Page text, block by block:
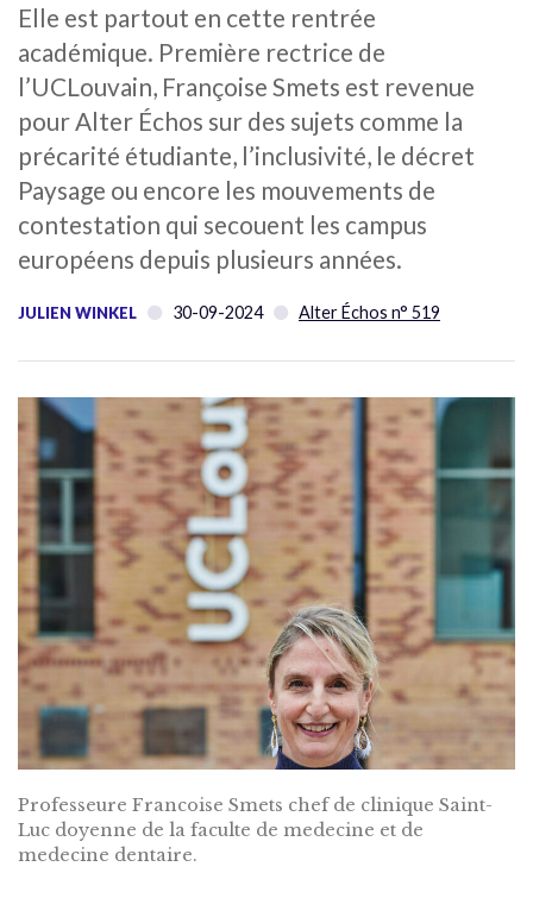
Elle est partout en cette rentrée
académique. Première rectrice de
l’UCLouvain, Françoise Smets est revenue
pour Alter Échos sur des sujets comme la
précarité étudiante, l’inclusivité, le décret
Paysage ou encore les mouvements de
contestation qui secouent les campus
européens depuis plusieurs années.
JULIEN WINKEL 30-09-2024 Alter Échos n° 519
Professeure Francoise Smets chef de clinique Saint-
Luc doyenne de la faculte de medecine et de
medecine dentaire.